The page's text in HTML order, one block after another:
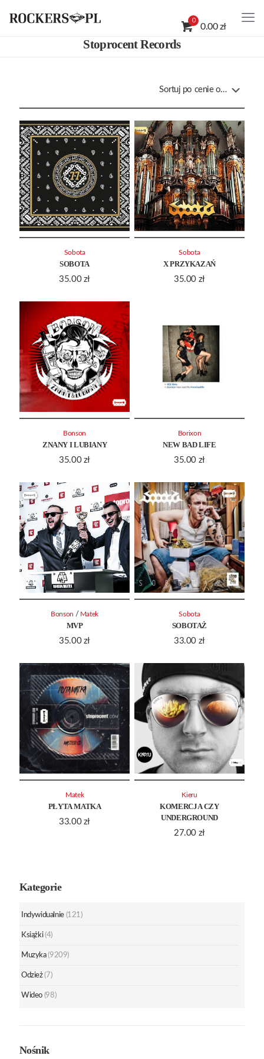
0
0.00 zł
Stoprocent Records
SOBOTA
35.00 zł
Sobota
X PRZYKAZAŃ
35.00 zł
Sobota
ZNANY I LUBIANY
35.00 zł
Bonson
NEW BAD LIFE
35.00 zł
Borixon
MVP
35.00 zł
Bonson / Matek
SOBOTAŻ
33.00 zł
Sobota
PŁYTA MATKA
33.00 zł
Matek
KOMERCJA CZY
UNDERGROUND
27.00 zł
Kieru
Kategorie
Indywidualnie (121)
Książki (4)
Muzyka (9209)
Odzież (7)
Wideo (98)
Nośnik